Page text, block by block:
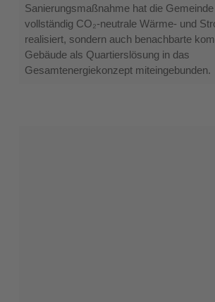
Sanierungsmaßnahme hat die
vollständig CO₂-neutrale Wärme- und
realisiert, sondern auch benachbarte
Gebäude als Quartierslösung in das
Gesamtenergiekonzept miteingebunden.